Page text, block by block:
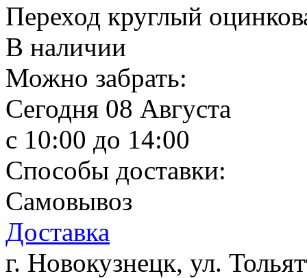
Переход круглый
В наличии
Можно забрать:
Сегодня 08 Августа
c 10:00 до 14:00
Способы доставки:
Самовывоз
Доставка
г. Новокузнецк, ул.